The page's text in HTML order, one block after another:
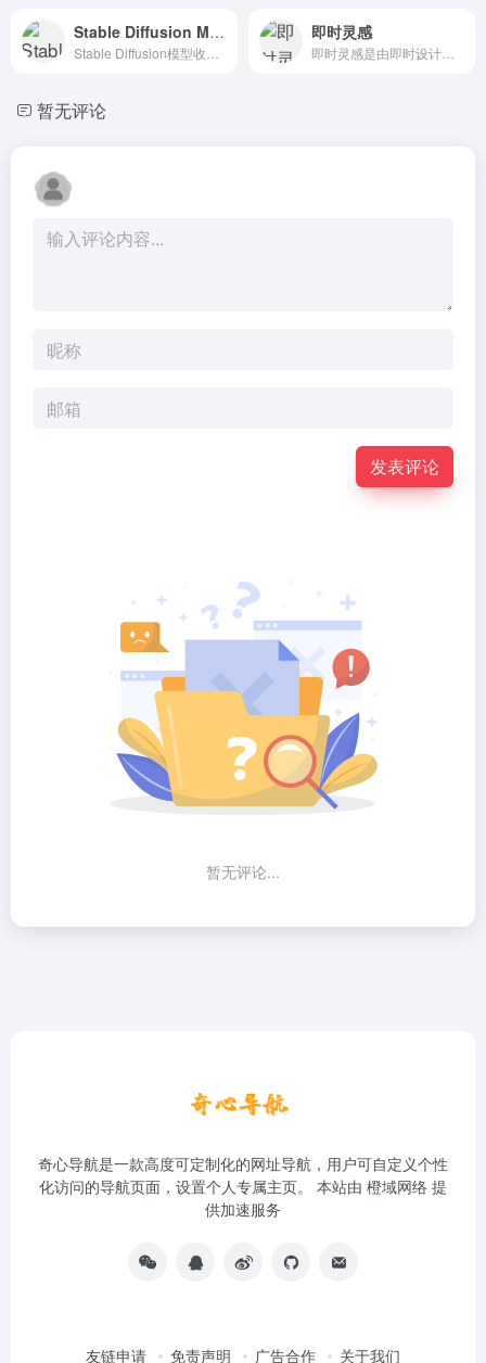
Stable Diffusion Models（2） 即时灵感
暂无评论
发表评论
暂无评论...
奇心导航是一款高度可定制化的网址导航，用户可自定义个性
化访问的导航页面，设置个人专属主页。 本站由 橙域网络 提
供加速服务
友链申请 免责声明 广告合作 关于我们